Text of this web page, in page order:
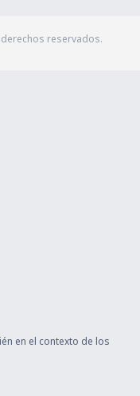
reservados.
en el contexto de los